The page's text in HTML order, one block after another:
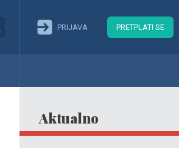
PRIJAVA PRETPLATI SE
Aktualno